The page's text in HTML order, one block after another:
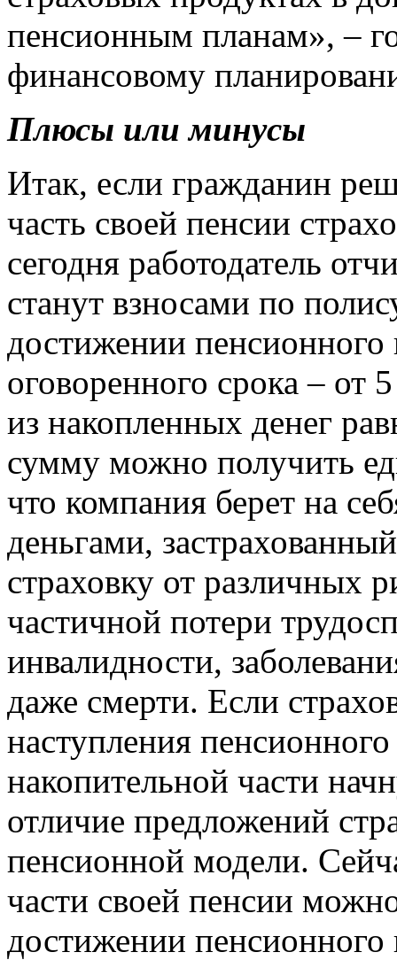
пенсионным планам», –
финансовому
Плюсы или минусы
Итак, если гражданин
часть своей пенсии
сегодня работодатель
станут взносами по
достижении пенсионного
оговоренного срока – от
из накопленных денег
сумму можно получить
что компания берет на
деньгами,
страховку от различных
частичной потери
инвалидности,
даже смерти. Если
наступления
накопительной части
отличие предложений
пенсионной модели.
части своей пенсии
достижении пенсионного